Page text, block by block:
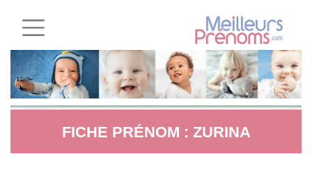
FICHE PRÉNOM : ZURINA